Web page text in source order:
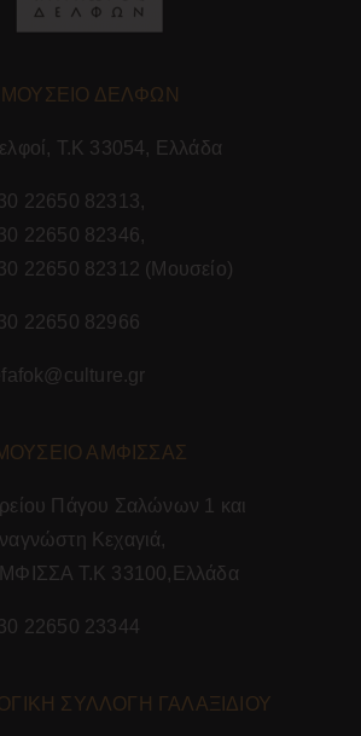
ΜΟΥΣΕΙΟ ΔΕΛΦΩΝ
Τ.Κ 33054, Ελλάδα
22650 82313,
22650 82346,
22650 82312 (Μουσείο)
22650 82966
r
ΑΜΦΙΣΣΑΣ
Πάγου Σαλώνων 1 και
Κεχαγιά,
Τ.Κ 33100,Ελλάδα
22650 23344
ΣΥΛΛΟΓΗ ΓΑΛΑΞΙΔΙΟΥ